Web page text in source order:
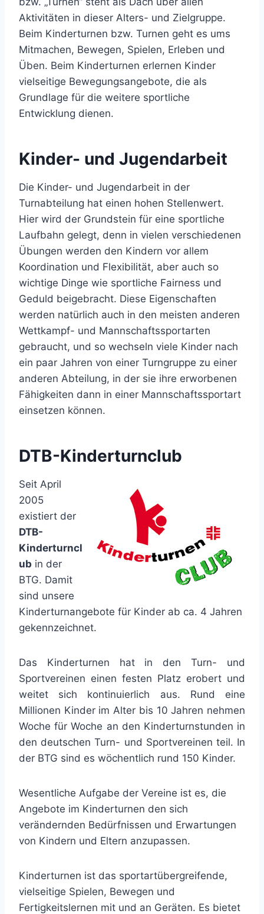
Aktivitäten in dieser Alters- und Zielgruppe.
Beim Kinderturnen bzw. Turnen geht es ums
Mitmachen, Bewegen, Spielen, Erleben und
Üben. Beim Kinderturnen erlernen Kinder
vielseitige Bewegungsangebote, die als
Grundlage für die weitere sportliche
Entwicklung dienen.
Kinder- und Jugendarbeit
Die Kinder- und Jugendarbeit in der
Turnabteilung hat einen hohen Stellenwert.
Hier wird der Grundstein für eine sportliche
Laufbahn gelegt, denn in vielen verschiedenen
Übungen werden den Kindern vor allem
Koordination und Flexibilität, aber auch so
wichtige Dinge wie sportliche Fairness und
Geduld beigebracht. Diese Eigenschaften
werden natürlich auch in den meisten anderen
Wettkampf- und Mannschaftssportarten
gebraucht, und so wechseln viele Kinder nach
ein paar Jahren von einer Turngruppe zu einer
anderen Abteilung, in der sie ihre erworbenen
Fähigkeiten dann in einer Mannschaftssportart
einsetzen können.
DTB-Kinderturnclub
Seit April
2005
existiert der
DTB-
Kinderturncl
ub in der
BTG. Damit
sind unsere
Kinderturnangebote für Kinder ab ca. 4 Jahren
gekennzeichnet.
Das Kinderturnen hat in den Turn- und
Sportvereinen einen festen Platz erobert und
weitet sich kontinuierlich aus. Rund eine
Millionen Kinder im Alter bis 10 Jahren nehmen
Woche für Woche an den Kinderturnstunden in
den deutschen Turn- und Sportvereinen teil. In
der BTG sind es wöchentlich rund 150 Kinder.
Wesentliche Aufgabe der Vereine ist es, die
Angebote im Kinderturnen den sich
verändernden Bedürfnissen und Erwartungen
von Kindern und Eltern anzupassen.
Kinderturnen ist das sportartübergreifende,
vielseitige Spielen, Bewegen und
Fertigkeitslernen mit und an Geräten. Es bietet